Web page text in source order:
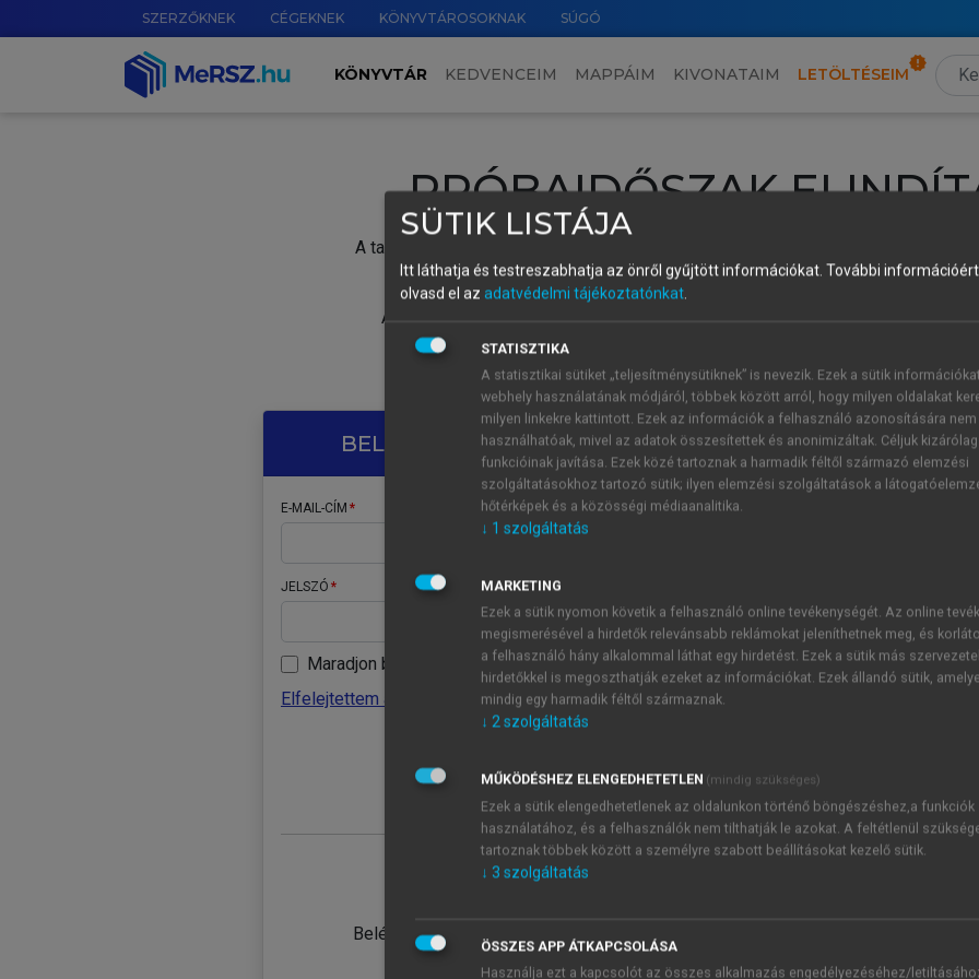
SZERZŐKNEK CÉGEKNEK KÖNYVTÁROSOKNAK SÚGÓ
KÖNYVTÁR KEDVENCEIM MAPPÁIM KIVONATAIM LETÖLTÉSEIM
PRÓBAIDŐSZAK
A tartalom megtekintéséhez lépj be a saját fiókoddal, iskolai azonosítóddal vagy
Új felhasználóként1 óra díjmentes hozzáférésrevagy
A próbaidőszak elindításához,
vagy hozz
A regisztráció után a
BELÉPÉS SAJÁT FIÓKKAL
E-MAIL-CÍM
JELSZÓ
Maradjon belépve
Elfelejtettem a jelszavamat
Belépés intézményi azonosítóval
ÚJ FIÓK
1 óra
JELSZÓ
Kérek értesítést a MeRSZ
Kérek értesítést az
SÜTIK LISTÁJA
Itt láthatja és testreszabhatja az önről gyűjtött információkat. További
olvasd el az adatvédelmi tájékoztatónkat.
STATISZTIKA
A statisztikai sütiket „teljesítménysütiknek” is nevezik. Ezek a sütik
webhely használatának módjáról, többek között arról, hogy milyen oldalakat
milyen linkekre kattintott. Ezek az információk a felhasználó azonosítására nem
használhatóak, mivel az adatok összesítettek és anonimizáltak. Céljuk
funkcióinak javítása. Ezek közé tartoznak a harmadik féltől származó elemzési
szolgáltatásokhoz tartozó sütik; ilyen elemzési szolgáltatások a
hőtérképek és a közösségi médiaanalitika.
↓ 1 szolgáltatás
MARKETING
Ezek a sütik nyomon követik a felhasználó online tevékenységét. Az online
megismerésével a hirdetők relevánsabb reklámokat jeleníthetnek meg, és
a felhasználó hány alkalommal láthat egy hirdetést. Ezek a sütik más
hirdetőkkel is megoszthatják ezeket az információkat. Ezek állandó sütik,
mindig egy harmadik féltől származnak.
↓ 2szolgáltatás
MŰKÖDÉSHEZ ELENGEDHETETLEN (mindig szükséges)
Ezek a sütik elengedhetetlenek az oldalunkon történő böngészéshez,a funkciók
használatához, és a felhasználók nem tilthatják le azokat. A feltétlenül
tartoznak többek között a személyre szabott beállításokat kezelő sütik.
↓ 3 szolgáltatás
ÖSSZES APP ÁTKAPCSOLÁSA
Használja ezt a kapcsolót az összes alkalmazás engedélyezéséhez/